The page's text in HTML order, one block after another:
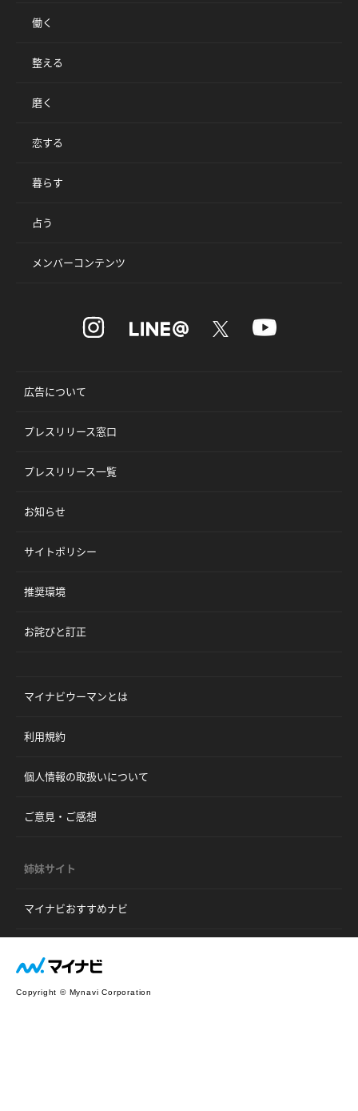
働く
整える
磨く
恋する
暮らす
占う
メンバーコンテンツ
広告について
プレスリリース窓口
プレスリリース一覧
お知らせ
サイトポリシー
推奨環境
お詫びと訂正
マイナビウーマンとは
利用規約
個人情報の取扱いについて
ご意見・ご感想
姉妹サイト
マイナビおすすめナビ
Copyright © Mynavi Corporation